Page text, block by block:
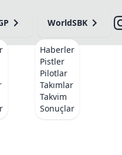
WorldSBK
Haberler
Pistler
Pilotlar
Takımlar
Takvim
Sonuçlar